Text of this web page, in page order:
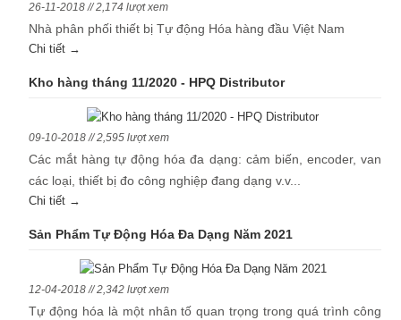
26-11-2018 // 2,174 lượt xem
Nhà phân phối thiết bị Tự động Hóa hàng đầu Việt Nam
Chi tiết →
Kho hàng tháng 11/2020 - HPQ Distributor
09-10-2018 // 2,595 lượt xem
Các mắt hàng tự động hóa đa dạng: cảm biến, encoder, van
các loại, thiết bị đo công nghiệp đang dạng v.v...
Chi tiết →
Sản Phẩm Tự Động Hóa Đa Dạng Năm 2021
12-04-2018 // 2,342 lượt xem
Tự động hóa là một nhân tố quan trọng trong quá trình công